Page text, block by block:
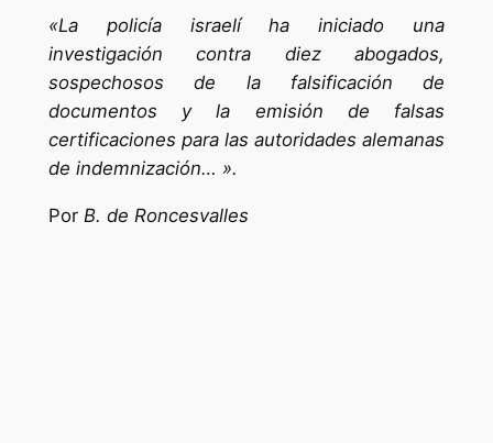
«La policía israelí ha iniciado una
investigación contra diez abogados,
sospechosos de la falsificación de
documentos y la emisión de falsas
certificaciones para las autoridades alemanas
de indemnización… ».
Por B. de Roncesvalles